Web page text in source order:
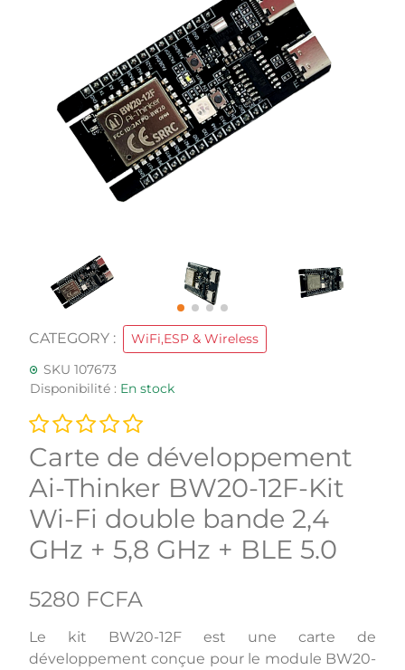
CATEGORY :
WiFi,ESP & Wireless
SKU 107673
Disponibilité : En stock
Carte de développement
Ai-Thinker BW20-12F-Kit
Wi-Fi double bande 2,4
GHz + 5,8 GHz + BLE 5.0
5280 FCFA
Le kit BW20-12F est une carte de
développement conçue pour le module BW20-